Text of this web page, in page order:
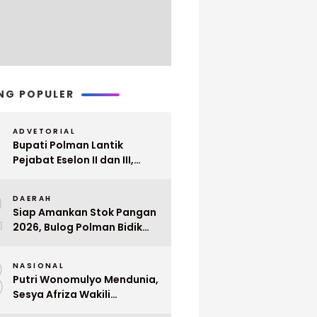
POPULER
ADVETORIAL
Bupati Polman Lantik
Pejabat Eselon II dan III,
DAERAH
Siap Amankan Stok Pangan
2026, Bulog Polman Bidik
NASIONAL
Putri Wonomulyo Mendunia,
Sesya Afriza Wakili